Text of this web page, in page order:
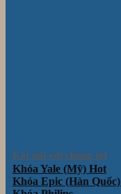
Kết nối với chúng tôi
Khóa Yale (Mỹ)
Khóa Epic (Hàn Quốc)